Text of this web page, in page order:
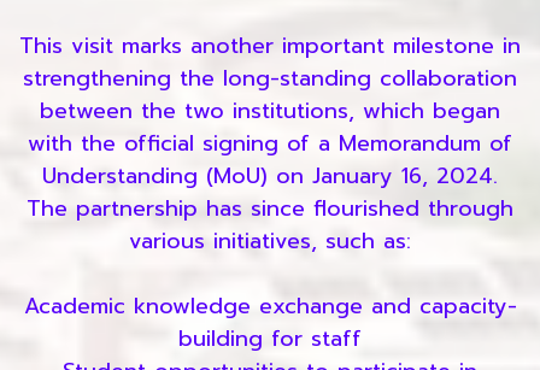
This visit marks another important milestone in
strengthening the long-standing collaboration
between the two institutions, which began
with the official signing of a Memorandum of
Understanding (MoU) on January 16, 2024.
The partnership has since flourished through
various initiatives, such as:
Academic knowledge exchange and capacity-
building for staff